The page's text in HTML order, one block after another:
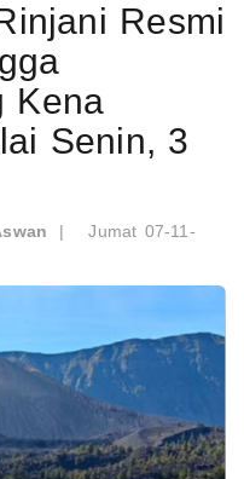
Resmi
Kena
Senin, 3
|
Jumat 07-11-